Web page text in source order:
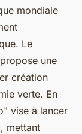
mondiale
Le
une
création
verte. En
vise à lancer
mettant